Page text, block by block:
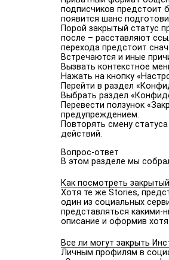
подписчиков предстоит
появится шанс
Порой закрытый статус
после – расставляют
перехода предстоит
Встречаются и иные
Вызвать контекстное
Нажать на кнопку
Перейти в раздел
Выбрать раздел
Перевести ползунок
предупреждением.
Повторять смену
действий.
Вопрос-ответ
В этом разделе мы
Как посмотреть
Хотя те же Stories,
один из социальных
представляться какими-
описание и оформив
Все ли могут закрыть
Личным профилям в